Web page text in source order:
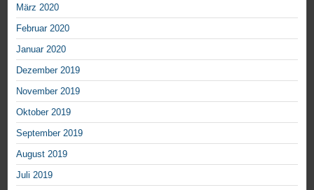
März 2020
Februar 2020
Januar 2020
Dezember 2019
November 2019
Oktober 2019
September 2019
August 2019
Juli 2019